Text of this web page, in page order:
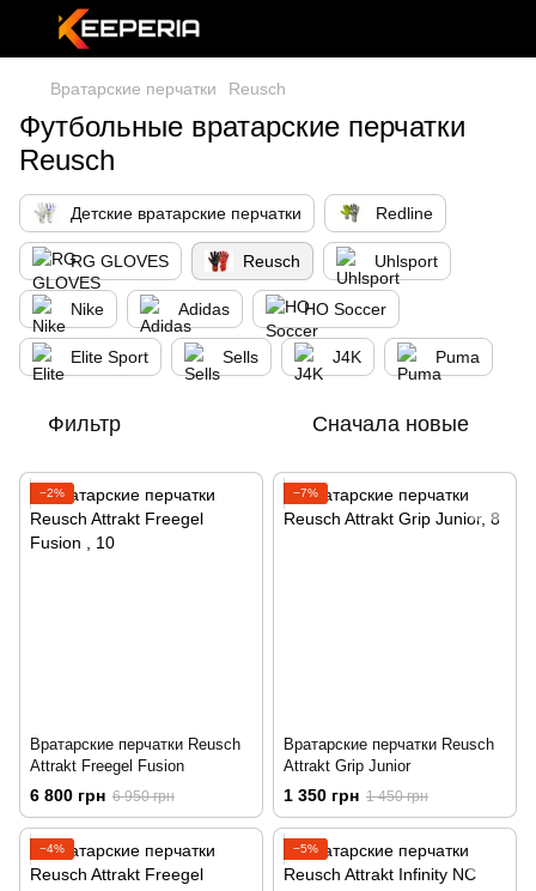
Вратарские перчатки Reusch
Футбольные вратарские перчатки
Reusch
Детские вратарские перчатки Redline
RG GLOVES Reusch Uhlsport
Nike Adidas HO Soccer
Elite Sport Sells J4K Puma
Фильтр Сначала новые
−2%
Вратарские перчатки Reusch
Attrakt Freegel Fusion
6 800 грн 6 950 грн
−7%
Вратарские перчатки Reusch
Attrakt Grip Junior
1 350 грн 1 450 грн
−4% −5%